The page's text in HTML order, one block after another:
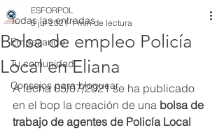
Todas las entradas
Empezando
Tu comunidad
Consejos para bloguear
Bolsa de empleo Policía
Local en Eliana
ESFORPOL
5 jul 2021 1 min de lectura
A fecha 05/07/2021 se ha publicado
en el bop la creación de una bolsa de
trabajo de agentes de Policía Local